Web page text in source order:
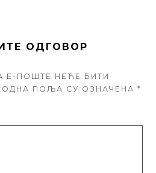
ОДГОВОР
Е-ПОШТЕ НЕЋЕ БИТИ
ПОЉА СУ ОЗНАЧЕНА *